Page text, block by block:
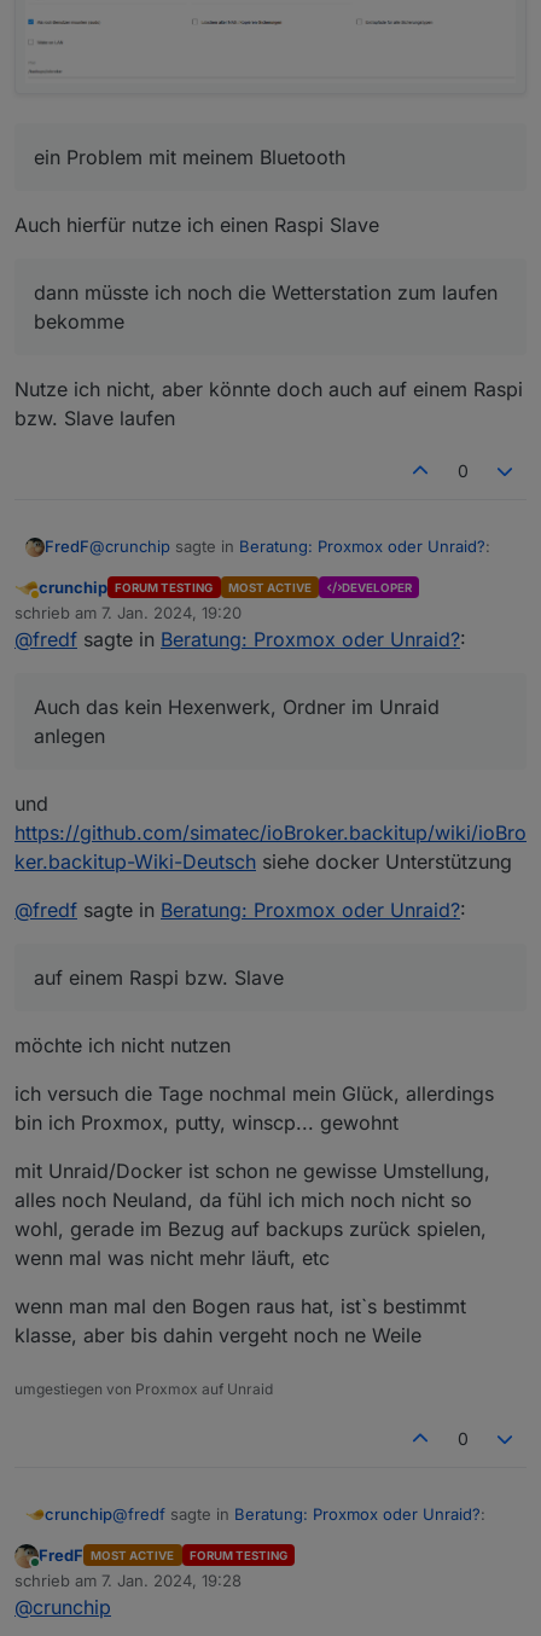
ein Problem mit meinem Bluetooth
Auch hierfür nutze ich einen Raspi Slave
dann müsste ich noch die Wetterstation zum laufen
bekomme
Nutze ich nicht, aber könnte doch auch auf einem Raspi
bzw. Slave laufen
0
FredF@crunchip sagte in Beratung: Proxmox oder Unraid?:
unter anderem bei backitup,
wohin die Backups sollen, Nutzer im Unraid mit
Passwort anlegen und für diesen Ordner
Schreib/Leserechte geben
dann müsste ich noch die Wetterstation zum laufen
Nutze ich nicht, aber könnte doch auch auf einem Raspi
Abwesend
crunchip FORUM TESTING MOST ACTIVE DEVELOPER
schrieb am 7. Jan. 2024, 19:20
zuletzt editiert von
@fredf sagte in Beratung: Proxmox oder Unraid?:
Auch das kein Hexenwerk, Ordner im Unraid
anlegen
und
https://github.com/simatec/ioBroker.backitup/wiki/ioBro
ker.backitup-Wiki-Deutsch siehe docker Unterstützung
@fredf sagte in Beratung: Proxmox oder Unraid?:
auf einem Raspi bzw. Slave
möchte ich nicht nutzen
ich versuch die Tage nochmal mein Glück, allerdings
bin ich Proxmox, putty, winscp... gewohnt
mit Unraid/Docker ist schon ne gewisse Umstellung,
alles noch Neuland, da fühl ich mich noch nicht so
wohl, gerade im Bezug auf backups zurück spielen,
wenn mal was nicht mehr läuft, etc
wenn man mal den Bogen raus hat, ist`s bestimmt
klasse, aber bis dahin vergeht noch ne Weile
umgestiegen von Proxmox auf Unraid
0
crunchip@fredf sagte in Beratung: Proxmox oder Unraid?:
Auch das kein Hexenwerk, Ordner im Unraid
Online
FredF MOST ACTIVE FORUM TESTING
schrieb am 7. Jan. 2024, 19:28
zuletzt editiert von
@crunchip